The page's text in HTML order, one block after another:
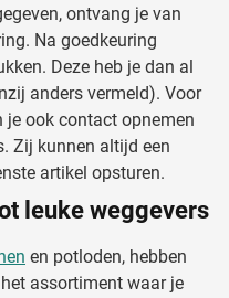
ontvang je van
Na goedkeuring
Deze heb je dan al
anders vermeld). Voor
ook contact opnemen
Zij kunnen altijd een
artikel opsturen.
leuke weggevers
en potloden, hebben
assortiment waar je